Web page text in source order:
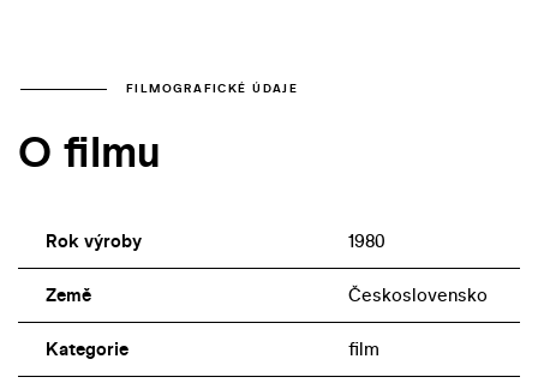
FILMOGRAFICKÉ ÚDAJE
O filmu
Rok výroby 1980
Země Československo
Kategorie film